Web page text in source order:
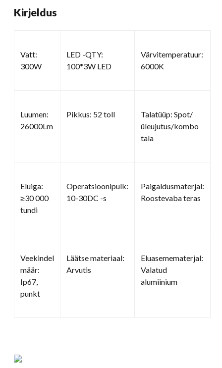
Kirjeldus
Vatt:
300W
LED -QTY:
100*3W LED
Värvitemperatuur:
6000K
Luumen:
26000Lm
Pikkus: 52 toll
Talatüüp: Spot/
üleujutus/kombo
tala
Eluiga:
≥30 000
tundi
Operatsioonipulk:
10-30DC -s
Paigaldusmaterjal:
Roostevaba teras
Veekindel
määr:
Ip67,
punkt
Läätse materiaal:
Arvutis
Eluasemematerjal:
Valatud
alumiinium